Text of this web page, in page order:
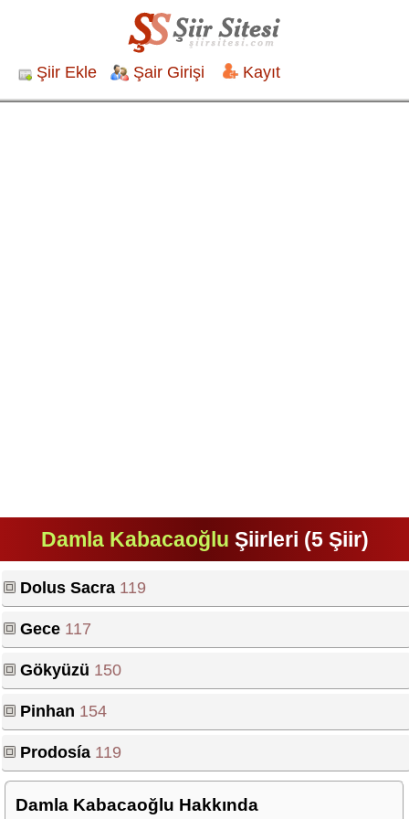
Şiir Ekle Şair Girişi Kayıt
Damla Kabacaoğlu Şiirleri (5 Şiir)
Dolus Sacra 119
Gece 117
Gökyüzü 150
Pinhan 154
Prodosía 119
Damla Kabacaoğlu Hakkında